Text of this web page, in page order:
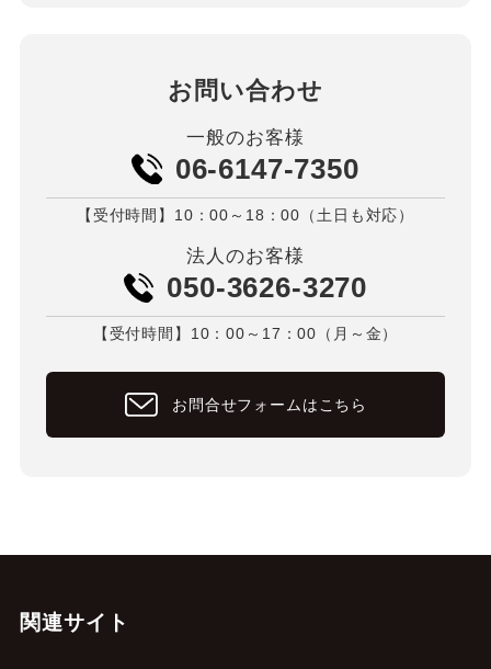
お問い合わせ
一般のお客様
06-6147-7350
【受付時間】10：00～18：00（土日も対応）
法人のお客様
050-3626-3270
【受付時間】10：00～17：00（月～金）
お問合せフォームはこちら
関連サイト